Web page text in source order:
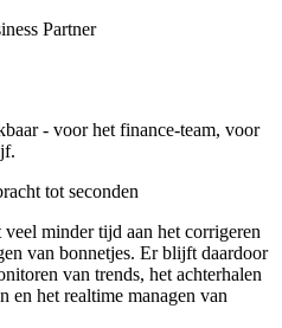
Partner
- voor het finance-team, voor
tot seconden
veel minder tijd aan het corrigeren
van bonnetjes. Er blijft daardoor
van trends, het achterhalen
en het realtime managen van